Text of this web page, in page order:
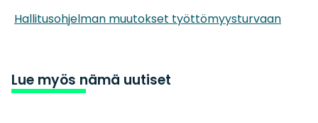
Lue myös nämä uutiset
Hallitusohjelman muutokset työttömyysturvaan